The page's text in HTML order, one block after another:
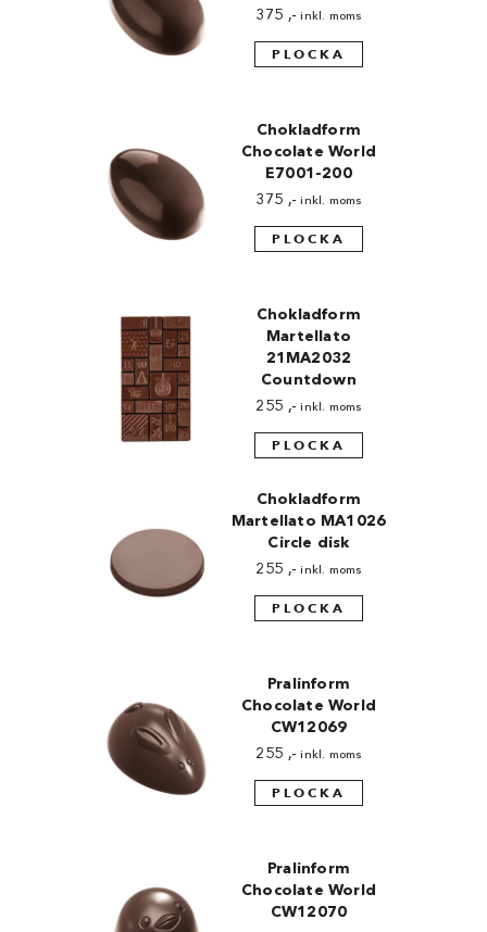
375 ,- inkl. moms
PLOCKA
Chokladform
Chocolate World
E7001-200
375 ,- inkl. moms
PLOCKA
Chokladform
Martellato
21MA2032
Countdown
255 ,- inkl. moms
PLOCKA
Chokladform
Martellato MA1026
Circle disk
255 ,- inkl. moms
PLOCKA
Pralinform
Chocolate World
CW12069
255 ,- inkl. moms
PLOCKA
Pralinform
Chocolate World
CW12070